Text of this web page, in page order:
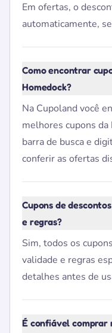
Em ofertas, o
automaticamente,
Como encontrar
Homedock?
Na Cupoland você
melhores cupons da
barra de busca e
conferir as ofertas
Cupons de
e regras?
Sim, todos os
validade e regras
detalhes antes de
É confiável comprar